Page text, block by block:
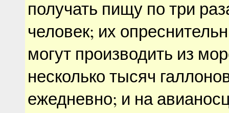
получать пищу по три
человек; их
могут производить из
несколько тысяч
ежедневно; и на